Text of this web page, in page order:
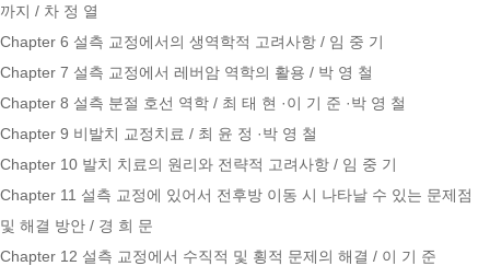
까지 / 차 정 열
Chapter 6 설측 교정에서의 생역학적 고려사항 / 임 중 기
Chapter 7 설측 교정에서 레버암 역학의 활용 / 박 영 철
Chapter 8 설측 분절 호선 역학 / 최 태 현 ·이 기 준 ·박 영 철
Chapter 9 비발치 교정치료 / 최 윤 정 ·박 영 철
Chapter 10 발치 치료의 원리와 전략적 고려사항 / 임 중 기
Chapter 11 설측 교정에 있어서 전후방 이동 시 나타날 수 있는 문제점
및 해결 방안 / 경 희 문
Chapter 12 설측 교정에서 수직적 및 횡적 문제의 해결 / 이 기 준